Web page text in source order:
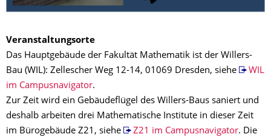
Veranstaltungsorte
Das Hauptgebäude der Fakultät Mathematik ist der Willers-
Bau (WIL): Zellescher Weg 12-14, 01069 Dresden, siehe
WIL
im Campusnavigator.
Zur Zeit wird ein Gebäudeflügel des Willers-Baus saniert und
deshalb arbeiten drei Mathematische Institute in dieser Zeit
im Bürogebäude Z21, siehe
Z21 im Campusnavigator. Die